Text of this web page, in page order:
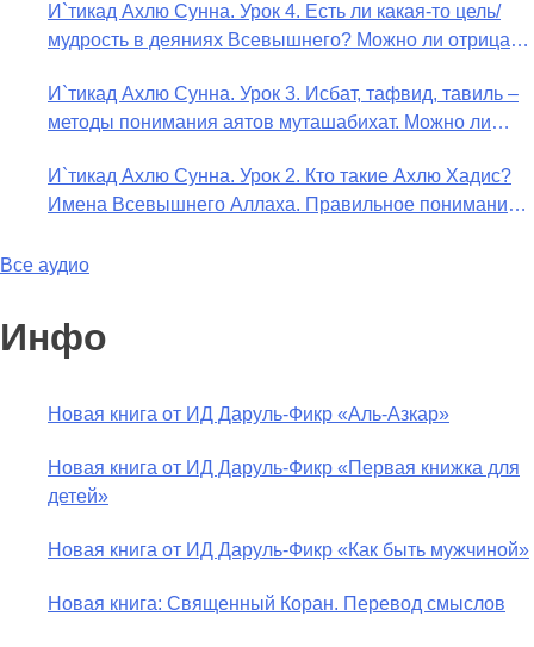
И`тикад Ахлю Сунна. Урок 4. Есть ли какая-то цель/
мудрость в деяниях Всевышнего? Можно ли отрицать
не пришло в Коране и Сунне? Концепция ибн
Таймийи
И`тикад Ахлю Сунна. Урок 3. Исбат, тафвид, тавиль –
методы понимания аятов муташабихат. Можно ли
Что означает утверждение сифата «биля кейфа» (без
образа)?
И`тикад Ахлю Сунна. Урок 2. Кто такие Ахлю Хадис?
Имена Всевышнего Аллаха. Правильное понимание
Все аудио
Инфо
Новая книга от ИД Даруль-Фикр «Аль-Азкар»
Новая книга от ИД Даруль-Фикр «Первая книжка для
детей»
Новая книга от ИД Даруль-Фикр «Как быть мужчиной»
Новая книга: Священный Коран. Перевод смыслов